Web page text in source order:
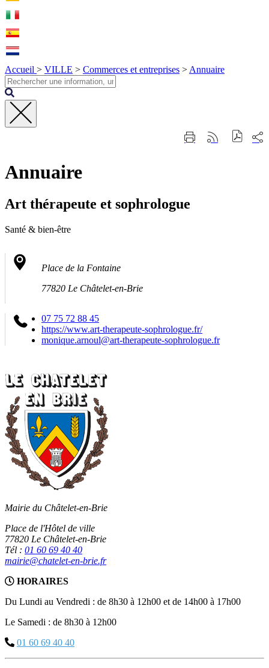
Accueil > VILLE > Commerces et entreprises > Annuaire
Fermer
ImprimerGénérer
sur
Annuaire
Art thérapeute et sophrologue
Santé & bien-être
Place de la Fontaine
77820 Le Châtelet-en-Brie
07 75 72 88 45
https://www.art-therapeute-sophrologue.fr/
monique.arnoul@art-therapeute-sophrologue.fr
Mairie du Châtelet-en-Brie
Place de l'Hôtel de ville
77820 Le Châtelet-en-Brie
Tél : 01 60 69 40 40
mairie@chatelet-en-brie.fr
HORAIRES
Du Lundi au Vendredi : de 8h30 à 12h00 et de 14h00 à 17h00
Le Samedi : de 8h30 à 12h00
01 60 69 40 40